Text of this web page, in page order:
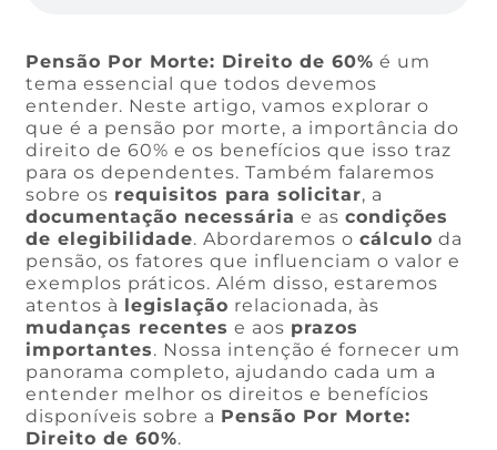
Pensão Por Morte: Direito de 60% é um
tema essencial que todos devemos
entender. Neste artigo, vamos explorar o
que é a pensão por morte, a importância do
direito de 60% e os benefícios que isso traz
para os dependentes. Também falaremos
sobre os requisitos para solicitar, a
documentação necessária e ascondições
de elegibilidade. Abordaremos ocálculo da
pensão, os fatores que influenciam o valor e
exemplos práticos. Além disso, estaremos
atentos à legislação relacionada, às
mudanças recentes e aos prazos
importantes. Nossa intenção é fornecer um
panorama completo, ajudando cada um a
entender melhor os direitos e benefícios
disponíveis sobre a Pensão Por Morte:
Direito de 60%.